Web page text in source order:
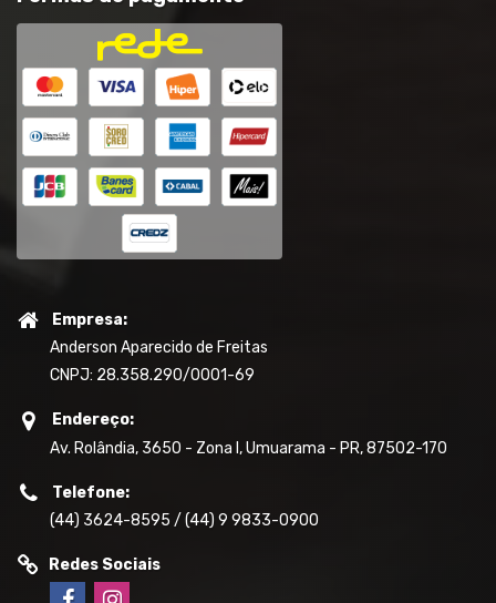
Empresa:
Anderson Aparecido de Freitas
CNPJ: 28.358.290/0001-69
Endereço:
Av. Rolândia, 3650 - Zona I, Umuarama - PR, 87502-170
Telefone:
(44) 3624-8595 / (44) 9 9833-0900
Redes Sociais